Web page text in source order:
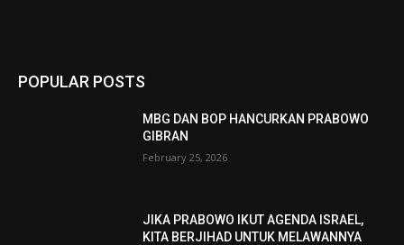
POPULAR POSTS
MBG DAN BOP HANCURKAN PRABOWO
GIBRAN
February 25, 2026
JIKA PRABOWO IKUT AGENDA ISRAEL,
KITA BERJIHAD UNTUK MELAWANNYA